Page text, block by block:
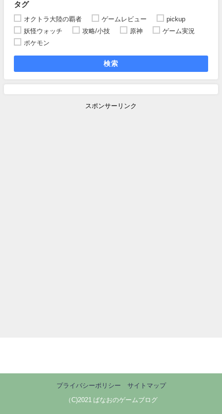
タグ
オクトラ大陸の覇者 ゲームレビュー
pickup
妖怪ウォッチ
攻略/小技 原神
ゲーム実況
ポケモン
検索
スポンサーリンク
プライバシーポリシー サイトマップ
（C)2021 ばなおのゲームブログ